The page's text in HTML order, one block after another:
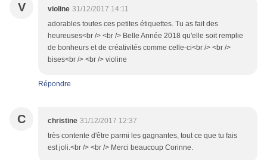
V violine 31/12/2017 14:11
adorables toutes ces petites étiquettes. Tu as fait des
heureuses<br /> <br /> Belle Année 2018 qu'elle soit remplie
de bonheurs et de créativités comme celle-ci<br /> <br />
bises<br /> <br /> violine
Répondre
C christine 31/12/2017 12:37
très contente d'être parmi les gagnantes, tout ce que tu fais
est joli.<br /> <br /> Merci beaucoup Corinne.